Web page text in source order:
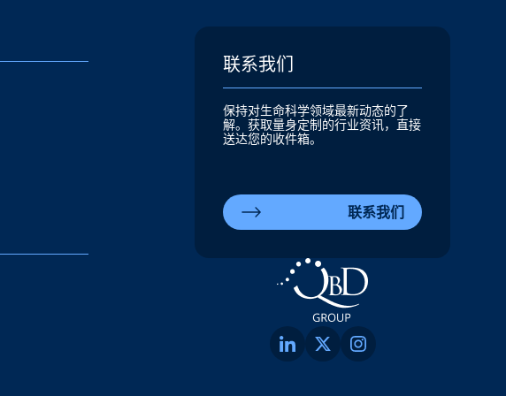
联系我们
保持对生命科学领域最新动态的了
解。获取量身定制的行业资讯，直接
送达您的收件箱。
联系我们